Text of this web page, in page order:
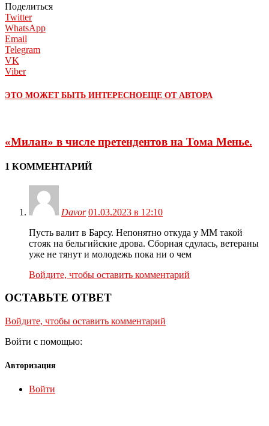
Поделиться
Twitter
WhatsApp
Email
Telegram
VK
Viber
ЭТО МОЖЕТ БЫТЬ ИНТЕРЕСНОЕЩЕ ОТ АВТОРА
«Милан» в числе претендентов на Тома Менье.
1 КОММЕНТАРИЙ
Davor 01.03.2023 в 12:10
Пусть валит в Барсу. Непонятно откуда у ММ такой
стояк на бельгийские дрова. Сборная сдулась, ветераны
уже не тянут и молодежь пока ни о чем
Войдите, чтобы оставить комментарий
ОСТАВЬТЕ ОТВЕТ
Войдите, чтобы оставить комментарий
Войти с помощью:
Авторизация
Войти